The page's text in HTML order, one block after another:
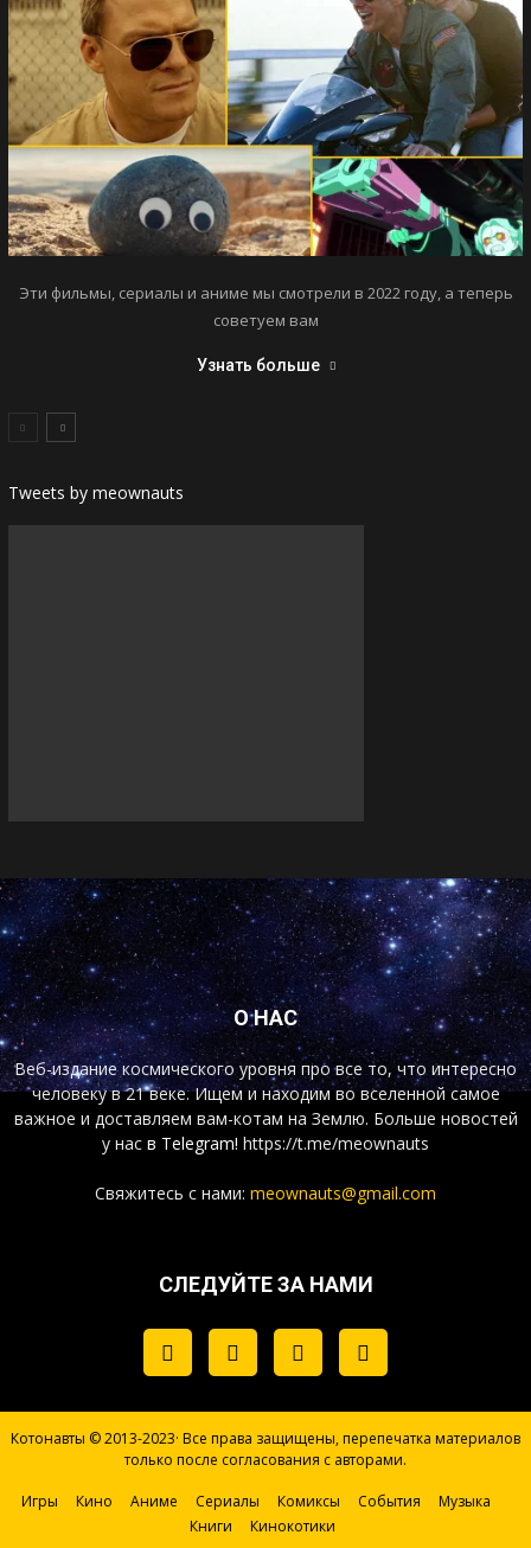
Эти фильмы, сериалы и аниме мы смотрели в 2022 году, а теперь
советуем вам
Узнать больше
Tweets by meownauts
О НАС
Веб-издание космического уровня про все то, что интересно
человеку в 21 веке. Ищем и находим во вселенной самое
важное и доставляем вам-котам на Землю. Больше новостей
у нас в Telegram! https://t.me/meownauts
Свяжитесь с нами: meownauts@gmail.com
СЛЕДУЙТЕ ЗА НАМИ
Котонавты © 2013-2023· Все права защищены, перепечатка материалов
только после согласования с авторами.
Игры Кино Аниме Сериалы Комиксы События
Музыка
Книги
Кинокотики